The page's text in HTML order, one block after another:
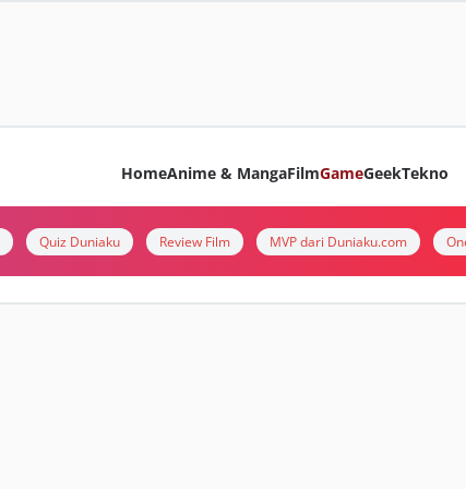
HomeAnime & MangaFilmGameGeekTekno
Quiz Duniaku Review Film MVP dari Duniaku.com